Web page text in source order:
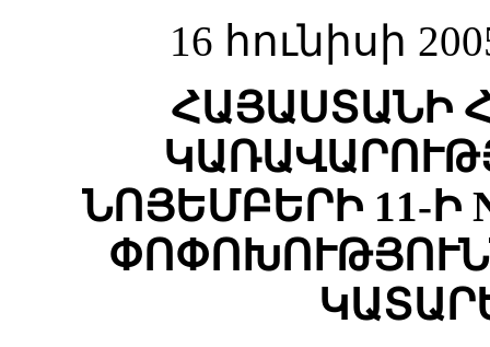
16 հունիսի
ՀԱՅԱՍՏԱՆԻ
ՆՈՅԵՄԲԵՐԻ 11-Ի